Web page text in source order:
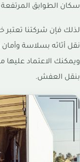
سكان الطوابق المرتفعة
لذلك فإن شركتنا تعتبر
نقل أثاثه بسلاسة
ويمكنك الاعتماد عليها
بنقل العفش.